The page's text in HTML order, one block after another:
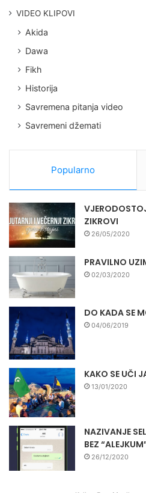
VIDEO KLIPOVI
Akida
Dawa
Fikh
Historija
Savremena pitanja video
Savremeni džemati
Popularno
ZIKROVI
26/05/2020
PRAVILNO
02/03/2020
DO KADA SE
04/06/2019
KAKO SE UČI
13/01/2020
NAZIVANJE
BEZ
26/12/2020